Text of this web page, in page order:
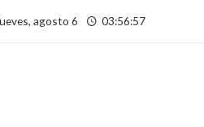
agosto 6 03:56:58